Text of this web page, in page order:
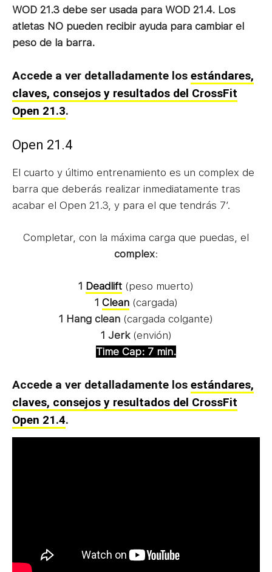
WOD 21.3 debe ser usada para WOD 21.4. Los
atletas NO pueden recibir ayuda para cambiar el
peso de la barra.
Accede a ver detalladamente los estándares,
claves, consejos y resultados del CrossFit
Open 21.3.
Open 21.4
El cuarto y último entrenamiento es un complex de
barra que deberás realizar inmediatamente tras
acabar el Open 21.3, y para el que tendrás 7′.
Completar, con la máxima carga que puedas, el
complex:
1 Deadlift (peso muerto)
1 Clean(cargada)
1 Hang clean (cargada colgante)
1 Jerk(envión)
Time Cap: 7 min.
Accede a ver detalladamente los estándares,
claves, consejos y resultados del CrossFit
Open 21.4.